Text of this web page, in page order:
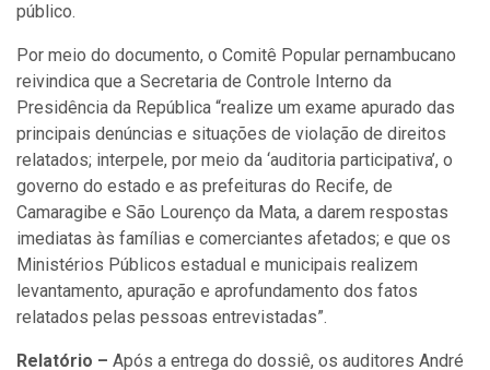
público.
Por meio do documento, o Comitê Popular pernambucano
reivindica que a Secretaria de Controle Interno da
Presidência da República “realize um exame apurado das
principais denúncias e situações de violação de direitos
relatados; interpele, por meio da ‘auditoria participativa’, o
governo do estado e as prefeituras do Recife, de
Camaragibe e São Lourenço da Mata, a darem respostas
imediatas às famílias e comerciantes afetados; e que os
Ministérios Públicos estadual e municipais realizem
levantamento, apuração e aprofundamento dos fatos
relatados pelas pessoas entrevistadas”.
Relatório – Após a entrega do dossiê, os auditores André